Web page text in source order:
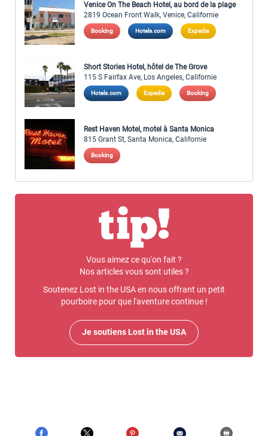
Venice On The Beach Hotel, au bord de la plage
2819 Ocean Front Walk, Venice, Californie
Booking Hotels.com Expedia
Short Stories Hotel, hôtel de The Grove
115 S Fairfax Ave, Los Angeles, Californie
Hotels.com Expedia Booking
Rest Haven Motel, motel à Santa Monica
815 Grant St, Santa Monica, Californie
Booking
Vous aimez ce qu'on fait ?
Nos articles vous sont utiles ?
Soutenez Lost in the USA en nous offrant un petit
pourboire pour que l'aventure continue !
Je soutiens Lost in the USA